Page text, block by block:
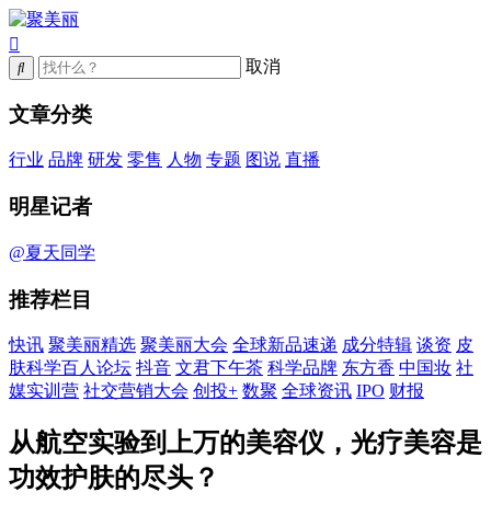
取消
文章分类
行业 品牌 研发 零售 人物 专题 图说 直播
明星记者
@夏天同学
推荐栏目
快讯 聚美丽精选 聚美丽大会 全球新品速递 成分特辑 谈资 皮
肤科学百人论坛 抖音 文君下午茶 科学品牌 东方香 中国妆 社
媒实训营 社交营销大会 创投+ 数聚 全球资讯 IPO 财报
从航空实验到上万的美容仪，光疗美容是
功效护肤的尽头？